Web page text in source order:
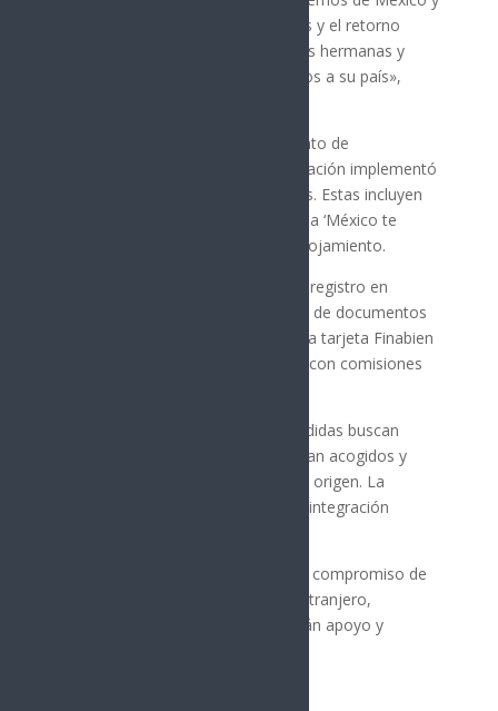
Sonora para garantizar los derechos y el retorno
seguro de los repatriados. «Nuestras hermanas y
hermanos migrantes son bienvenidos a su país»,
Valles mencionó que, ante el aumento de
repatriaciones, la Cuarta Transformación implementó
acciones para recibir a los migrantes. Estas incluyen
atención en consulados, la estrategia ‘México te
abraza’, y apoyo con transporte y alojamiento.
La estrategia también contempla el registro en
programas de bienestar y la gestión de documentos
de identidad. Además, se introdujo la tarjeta Finabien
para facilitar transacciones seguras con comisiones
La senadora enfatizó que estas medidas buscan
asegurar que los migrantes se sientan acogidos y
respaldados al regresar a su país de origen. La
atención integral es clave para su reintegración
Finalmente, Lorenia Valles reiteró el compromiso de
México con sus ciudadanos en el extranjero,
asegurando que siempre encontrarán apoyo y